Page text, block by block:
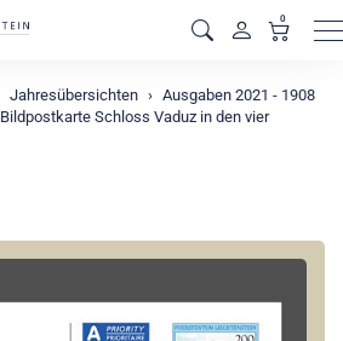
0
Jahresübersichten
Ausgaben 2021 - 1908
Bildpostkarte Schloss Vaduz in den vier